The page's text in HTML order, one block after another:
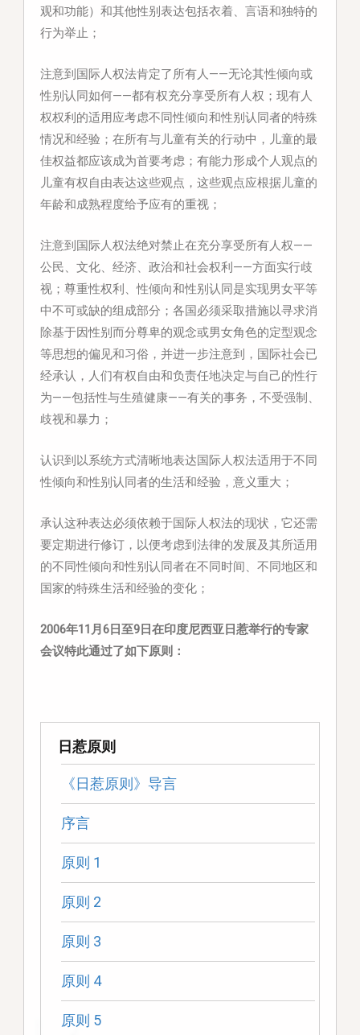
观和功能）和其他性别表达包括衣着、言语和独特的
行为举止；
注意到 国际人权法肯定了所有人——无论其性倾向或
性别认同如何——都有权充分享受所有人权；现有人
权权利的适用应考虑不同性倾向和性别认同者的特殊
情况和经验；在所有与儿童有关的行动中，儿童的最
佳权益都应该成为首要考虑；有能力形成个人观点的
儿童有权自由表达这些观点，这些观点应根据儿童的
年龄和成熟程度给予应有的重视；
注意到 国际人权法绝对禁止在充分享受所有人权——
公民、文化、经济、政治和社会权利——方面实行歧
视；尊重性权利、性倾向和性别认同是实现男女平等
中不可或缺的组成部分；各国必须采取措施以寻求消
除基于因性别而分尊卑的观念或男女角色的定型观念
等思想的偏见和习俗，并进一步注意到，国际社会已
经承认，人们有权自由和负责任地决定与自己的性行
为——包括性与生殖健康——有关的事务，不受强制、
歧视和暴力；
认识到 以系统方式清晰地表达国际人权法适用于不同
性倾向和性别认同者的生活和经验，意义重大；
承认这种表达必须依赖于国际人权法的现状，它还需
要定期进行修订，以便考虑到法律的发展及其所适用
的不同性倾向和性别认同者在不同时间、不同地区和
国家的特殊生活和经验的变化；
2006年11月6日至9日在印度尼西亚日惹举行的专家
会议特此通过了如下原则：
日惹原则
《日惹原则》导言
序言
原则 1
原则 2
原则 3
原则 4
原则 5